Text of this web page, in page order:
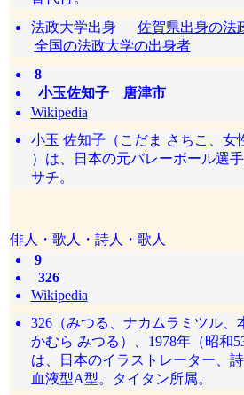
法政大学出身 佐賀県出身の法
全国の法政大学の出身者
8
小玉佐知子 唐津市
Wikipedia
小玉 佐知子（こだま さちこ、女
）は、日本の元バレーボール選
サチ。
俳人・歌人・詩人・歌人
9
326
Wikipedia
326（みつる、ナカムラミツル、
かむら みつる）、1978年（昭和
は、日本のイラストレーター、詩
血液型A型。タイタン所属。